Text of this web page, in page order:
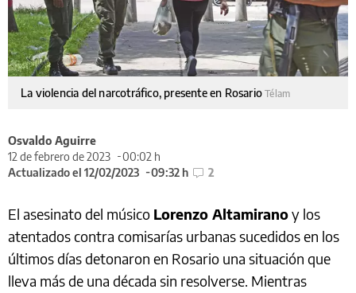
La violencia del narcotráfico, presente en RosarioTélam
Osvaldo Aguirre
12 de febrero de 2023
00:02 h
Actualizado el 12/02/2023
09:32 h 2
El asesinato del músico Lorenzo Altamiranoy los
atentados contra comisarías urbanas sucedidos en los
últimos días detonaron en Rosario una situación que
lleva más de una década sin resolverse. Mientras